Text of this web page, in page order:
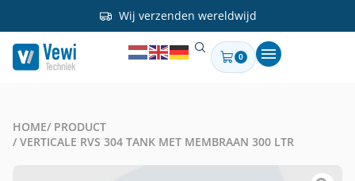
Wij verzenden wereldwijd
0
HOME/ PRODUCT
/ VERTICALE RVS 304 TANK MET MEMBRAAN 300 LTR